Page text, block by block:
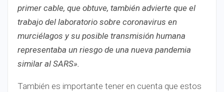
primer cable, que obtuve, también advierte que el
trabajo del laboratorio sobre coronavirus en
murciélagos y su posible transmisión humana
representaba un riesgo de una nueva pandemia
similar al SARS».
También es importante tener en cuenta que estos